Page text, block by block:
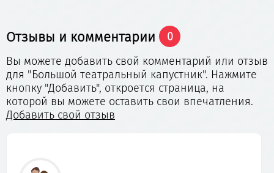
Отзывы и комментарии
0
Вы можете добавить свой комментарий или отзыв
для "Большой театральный капустник". Нажмите
кнопку "Добавить", откроется страница, на
которой вы можете оставить свои впечатления.
Добавить свой отзыв